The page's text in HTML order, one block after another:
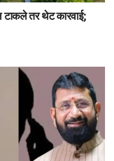
टाकले तर थेट कारवाई;